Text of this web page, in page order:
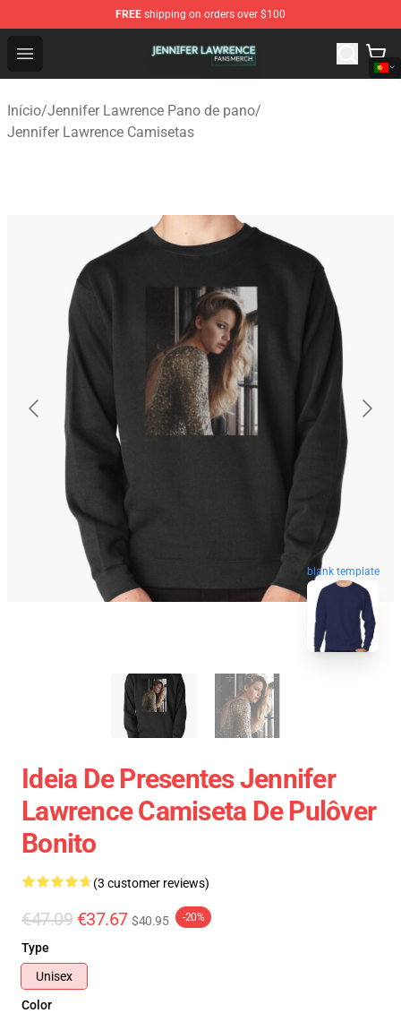
FREE shipping on orders over $100
Open menu
Jennifer Lawrence Shop - Official Jennifer Lawrence
Início/Jennifer Lawrence Pano de pano/
Jennifer Lawrence Camisetas
blank template
Ideia De Presentes Jennifer
Lawrence Camiseta De Pulôver
Bonito
(3 customer reviews)
€47.09 €37.67 $40.95 -20%
Type
Unisex
Color